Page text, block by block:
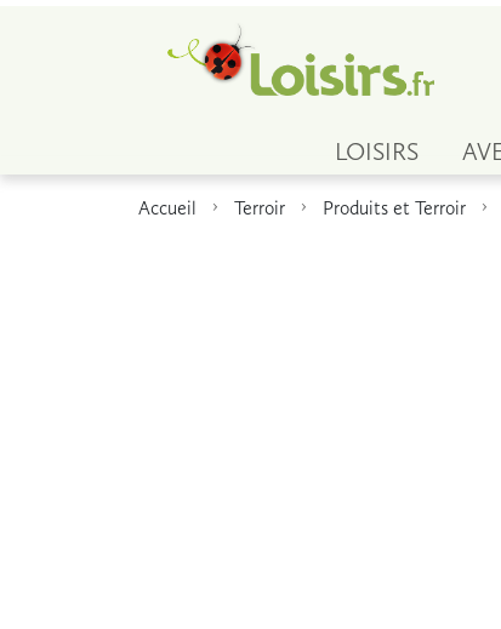
LOISIRS
Accueil Terroir Produits et Terroir